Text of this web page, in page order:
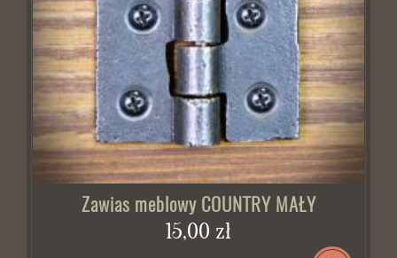
Zawias meblowy COUNTRY MAŁY
15,00 zł